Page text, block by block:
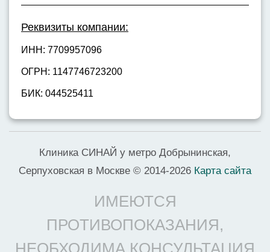
Реквизиты компании:
ИНН: 7709957096
ОГРН: 1147746723200
БИК: 044525411
Клиника СИНАЙ у метро Добрынинская,
Серпуховская в Москве © 2014-2026 Карта сайта
ИМЕЮТСЯ
ПРОТИВОПОКАЗАНИЯ,
НЕОБХОДИМА КОНСУЛЬТАЦИЯ